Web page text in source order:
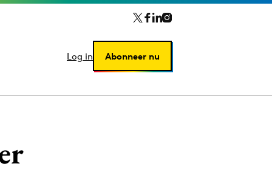
Log in Abonneer nu
Log in Abonneer nu